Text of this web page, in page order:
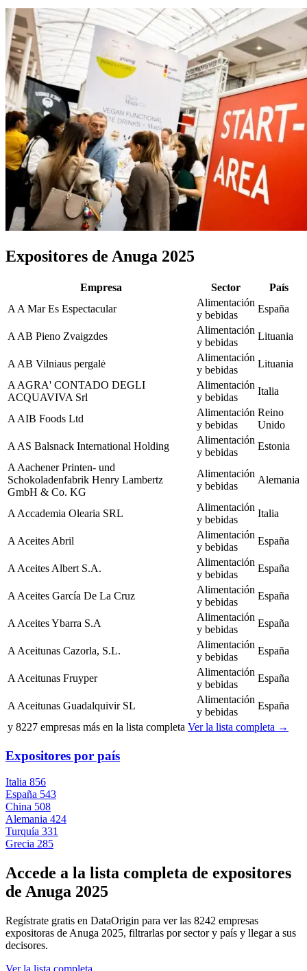
Expositores de Anuga 2025
Empresa Sector
País
A A Mar Es Espectacular
Alimentación
y bebidas
España
A AB Pieno Zvaigzdes
Alimentación
y bebidas
Lituania
A AB Vilniaus pergalė
Alimentación
y bebidas
Lituania
A AGRA' CONTADO DEGLI
ACQUAVIVA Srl
Alimentación
y bebidas
Italia
A AIB Foods Ltd
Alimentación
y bebidas
Reino
Unido
A AS Balsnack International Holding
Alimentación
y bebidas
Estonia
A Aachener Printen- und
Schokoladenfabrik Henry Lambertz
GmbH & Co. KG
Alimentación
y bebidas
Alemania
A Accademia Olearia SRL
Alimentación
y bebidas
Italia
A Aceites Abril
Alimentación
y bebidas
España
A Aceites Albert S.A.
Alimentación
y bebidas
España
A Aceites García De La Cruz
Alimentación
y bebidas
España
A Aceites Ybarra S.A
Alimentación
y bebidas
España
A Aceitunas Cazorla, S.L.
Alimentación
y bebidas
España
A Aceitunas Fruyper
Alimentación
y bebidas
España
A Aceitunas Guadalquivir SL
Alimentación
y bebidas
España
y 8227 empresas más en la lista completa Ver la lista completa →
Expositores por país
Italia 856
España 543
China 508
Alemania 424
Turquía 331
Grecia 285
Accede a la lista completa de expositores
de Anuga 2025
Regístrate gratis en DataOrigin para ver las 8242 empresas
expositoras de Anuga 2025, filtrarlas por sector y país y llegar a sus
decisores.